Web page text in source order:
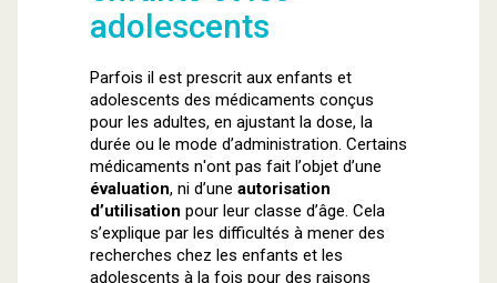
adolescents
Parfois il est prescrit aux enfants et
adolescents des médicaments conçus
pour les adultes, en ajustant la dose, la
durée ou le mode d’administration. Certains
médicaments n'ont pas fait l’objet d’une
évaluation, ni d’une autorisation
d’utilisation pour leur classe d’âge. Cela
s’explique par les difficultés à mener des
recherches chez les enfants et les
adolescents à la fois pour des raisons